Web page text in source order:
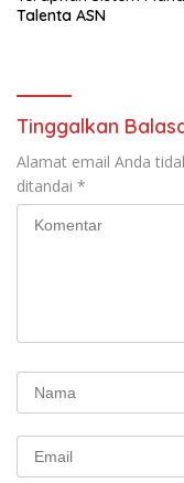
Talenta ASN
Tinggalkan
Alamat email Anda
ditandai *